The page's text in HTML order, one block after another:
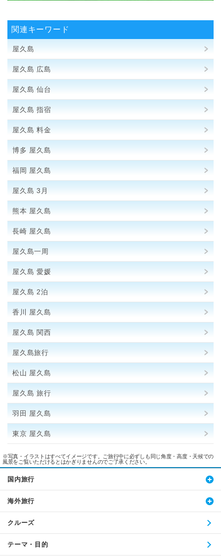
関連キーワード
屋久島
屋久島 広島
屋久島 仙台
屋久島 指宿
屋久島 料金
博多 屋久島
福岡 屋久島
屋久島 3月
熊本 屋久島
長崎 屋久島
屋久島一周
屋久島 愛媛
屋久島 2泊
香川 屋久島
屋久島 関西
屋久島旅行
松山 屋久島
屋久島 旅行
羽田 屋久島
東京 屋久島
※写真・イラストはすべてイメージです。ご旅行中に必ずしも同じ角度・高度・天候での
風景をご覧いただけるとはかぎりませんのでご了承ください。
国内旅行
海外旅行
クルーズ
テーマ・目的